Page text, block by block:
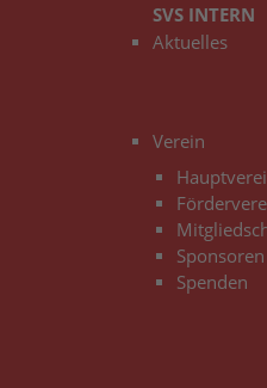
SVS INTERN
Aktuelles
Verein
Sponsoren
Spenden